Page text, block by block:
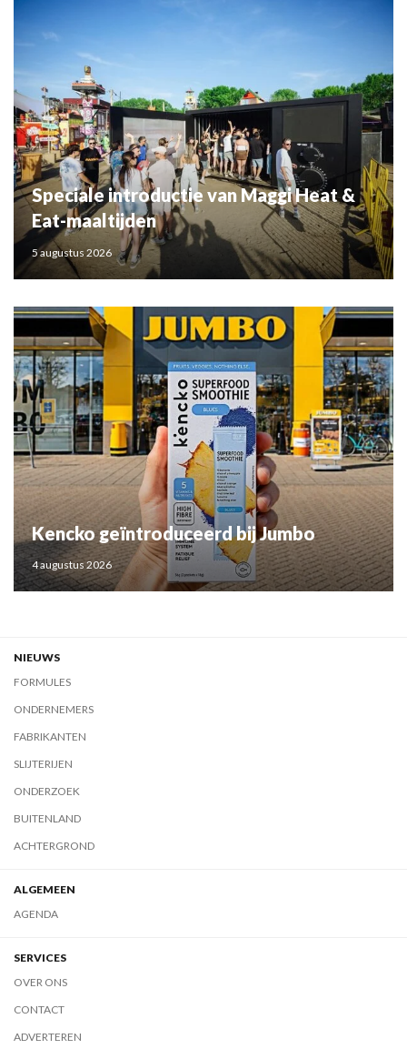
Speciale introductie van Maggi Heat &
Eat-maaltijden
5 augustus 2026
Kencko geïntroduceerd bij Jumbo
4 augustus 2026
NIEUWS
FORMULES
ONDERNEMERS
FABRIKANTEN
SLIJTERIJEN
ONDERZOEK
BUITENLAND
ACHTERGROND
ALGEMEEN
AGENDA
SERVICES
OVER ONS
CONTACT
ADVERTEREN